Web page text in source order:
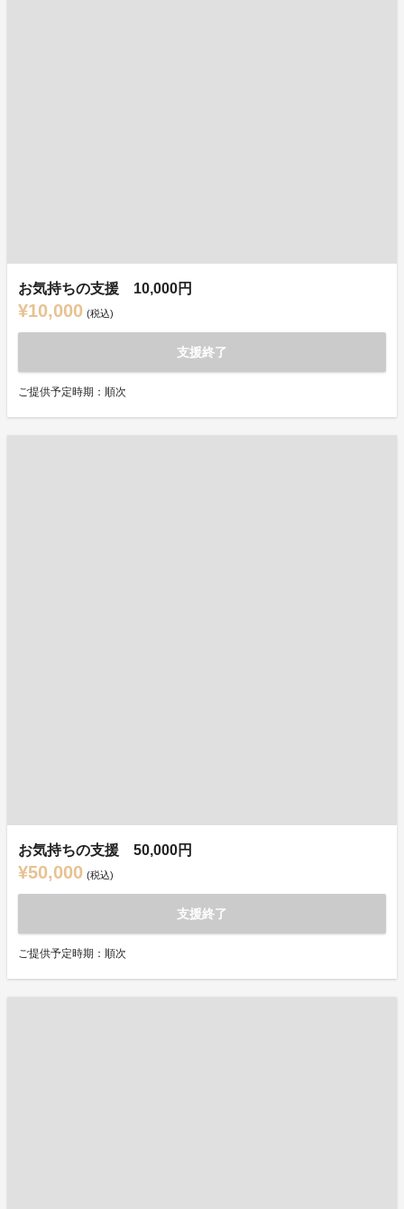
お気持ちの支援 10,000円
¥10,000 (税込)
支援終了
ご提供予定時期：順次
お気持ちの支援 50,000円
¥50,000 (税込)
支援終了
ご提供予定時期：順次